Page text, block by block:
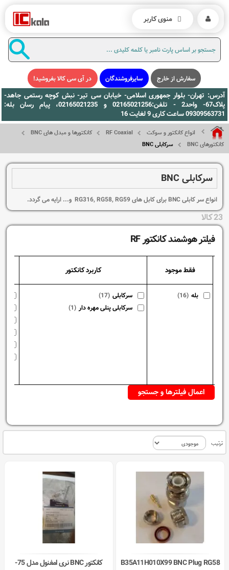
سفارش از خارج سایرفروشندگان در آی سی کالا بفروشید!
آدرس: تهران- بلوار جمهوری اسلامی- خیابان سی تیر- نبش کوچه رستمی جاهد-
پلاک67- واحد2 - تلفن:02165021256 و 02165021235، پیام رسان بله:
09309563731 ساعت کاری 9 لغایت 16
انواع کانکتور و سوکت RF Coaxial
کانکتورها و مبدل های BNC
کانکتورهای BNC
سرکابلی BNC
سرکابلی BNC
انواع سر کابلی BNC برای کابل های RG316, RG58, RG59 و... ارایه می گردد.
23 کالا
فیلتر هوشمند کانکتور RF
فقط موجود
بله (16)
کاربرد کانکتور
سرکابلی (17)
سرکابلی پنلی مهره دار (1)
ترتیب
B35A11H010X99 BNC Plug RG58
کانکتور BNC نری امفنول مدل 75-
منوی کاربر